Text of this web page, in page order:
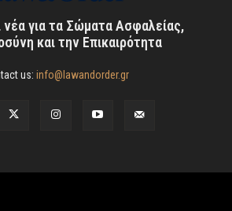
νέα για τα Σώματα Ασφαλείας,
και την Επικαιρότητα
us: info@lawandorder.gr